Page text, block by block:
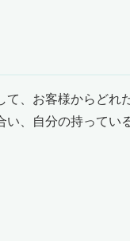
、お客様からどれ
い、自分の持ってい